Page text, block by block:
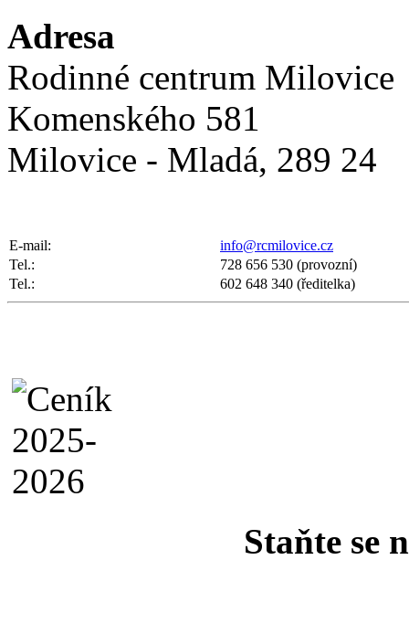
Adresa
Rodinné centrum Milovice
Komenského 581
Milovice - Mladá, 289 24
E-mail:
info@rcmilovice.cz
Tel.:
728 656 530 (provozní)
Tel.:
602 648 340 (ředitelka)
Staňte se